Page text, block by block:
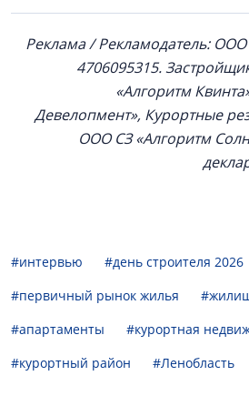
Реклама / Рекламодатель:
4706095315.
«Алгоритм
Девелопмент», Курортные
ООО СЗ «Алгоритм
#интервью
#день строителя 2026
#первичный рынок жилья
#апартаменты
#курортная
#курортный район
#Ленобласть